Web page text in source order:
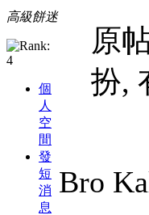
高級餅迷
個
人
空
間
發
短
消
息
原
扮,
Bro